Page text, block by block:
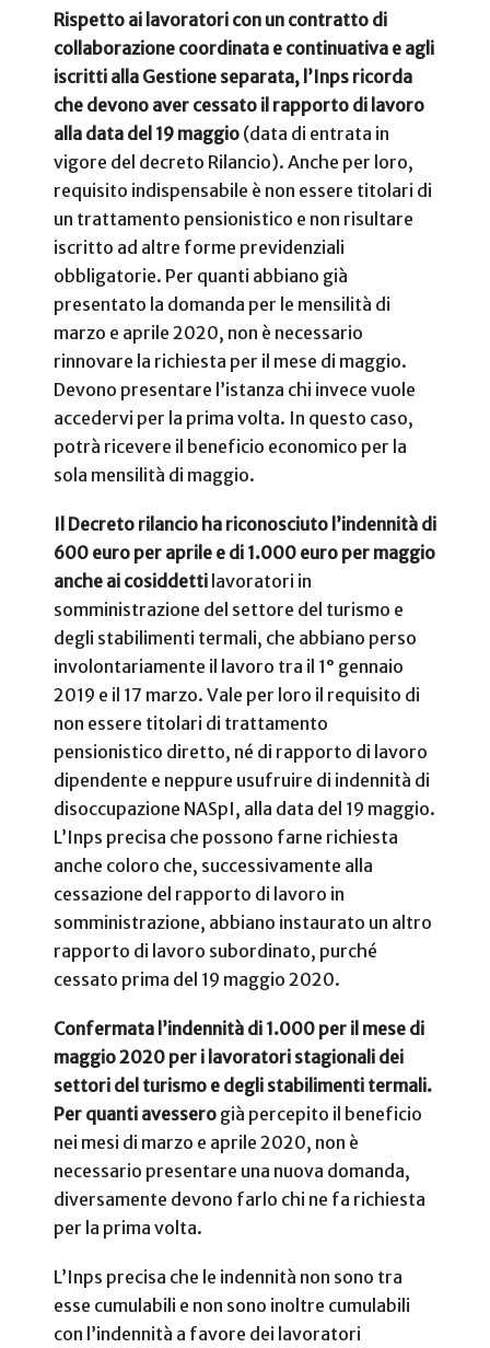
Rispetto ai lavoratori con un contratto di
collaborazione coordinata e continuativa e agli
iscritti alla Gestione separata, l’Inps ricorda
che devono aver cessato il rapporto di lavoro
alla data del 19 maggio (data di entrata in
vigore del decreto Rilancio). Anche per loro,
requisito indispensabile è non essere titolari di
un trattamento pensionistico e non risultare
iscritto ad altre forme previdenziali
obbligatorie. Per quanti abbiano già
presentato la domanda per le mensilità di
marzo e aprile 2020, non è necessario
rinnovare la richiesta per il mese di maggio.
Devono presentare l’istanza chi invece vuole
accedervi per la prima volta. In questo caso,
potrà ricevere il beneficio economico per la
sola mensilità di maggio.
Il Decreto rilancio ha riconosciuto l’indennità di
600 euro per aprile e di 1.000 euro per maggio
anche ai cosiddetti lavoratori in
somministrazione del settore del turismo e
degli stabilimenti termali, che abbiano perso
involontariamente il lavoro tra il 1° gennaio
2019 e il 17 marzo. Vale per loro il requisito di
non essere titolari di trattamento
pensionistico diretto, né di rapporto di lavoro
dipendente e neppure usufruire di indennità di
disoccupazione NASpI, alla data del 19 maggio.
L’Inps precisa che possono farne richiesta
anche coloro che, successivamente alla
cessazione del rapporto di lavoro in
somministrazione, abbiano instaurato un altro
rapporto di lavoro subordinato, purché
cessato prima del 19 maggio 2020.
Confermata l’indennità di 1.000 per il mese di
maggio 2020 per i lavoratori stagionali dei
settori del turismo e degli stabilimenti termali.
Per quanti avessero già percepito il beneficio
nei mesi di marzo e aprile 2020, non è
necessario presentare una nuova domanda,
diversamente devono farlo chi ne fa richiesta
per la prima volta.
L’Inps precisa che le indennità non sono tra
esse cumulabili e non sono inoltre cumulabili
con l’indennità a favore dei lavoratori